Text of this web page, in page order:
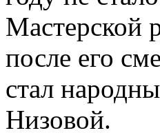
Мастерской
после его
стал
Низовой.